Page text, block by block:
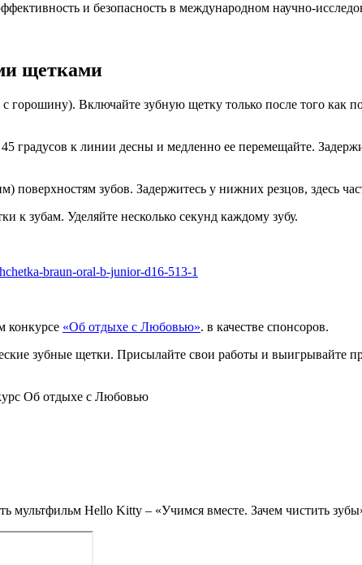
и безопасность в международном научно-
щетками
Включайте зубную щетку только после того как
к линии десны и медленно ее перемещайте.
зубов. Задержитесь у нижних резцов, здесь
к зубам. Уделяйте несколько секунд каждому зубу.
braun-oral-b-junior-d16-513-1
конкурсе «Об отдыхе с Любовью». в качестве спонсоров.
зубные щетки. Присылайте свои работы и выигрывайте
Об отдыхе с Любовью
мультфильм Hello Kitty – «Учимся вместе. Зачем чистить